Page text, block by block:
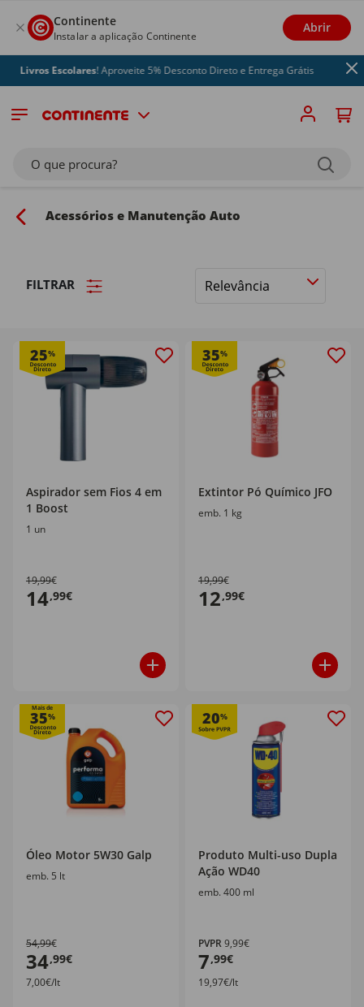
Continente
Instalar a aplicação Continente
Abrir
Escolares! Aproveite 5% Desconto Direto e Entrega Grátis
O que procura?
Acessórios e Manutenção Auto
FILTRAR
Ordenar
25%
Aspirador sem Fios 4 em
1 Boost
1 un
19,99€
14,99€
35%
Extintor Pó Químico JFO
emb. 1 kg
19,99€
12,99€
Mais de
35%
Óleo Motor 5W30 Galp
emb. 5 lt
54,99€
34,99€
7,00€/lt
20%
Produto Multi-uso Dupla
Ação WD40
emb. 400 ml
PVPR9,99€
7,99€
19,97€/lt